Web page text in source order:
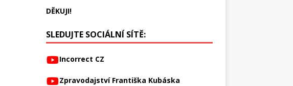
DĚKUJI!
SLEDUJTE SOCIÁLNÍ SÍTĚ:
Incorrect CZ
Zpravodajství Františka Kubáska